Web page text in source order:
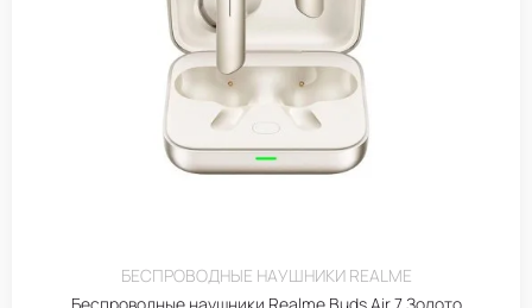
БЕСПРОВОДНЫЕ НАУШНИКИ REALME